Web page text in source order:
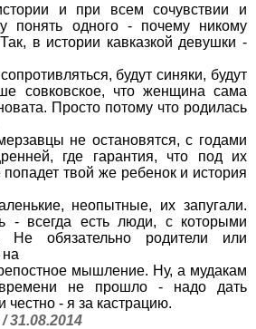
и при всем сочувствии и
понять одного - почему никому
в истории кавказкой девушки -
будут синяки, будут
совковское, что женщина сама
Просто потому что родилась
не остановятся, с годами
где гарантия, что под их
твой же ребенок и история
неопытные, их запугали.
- всегда есть люди, с которыми
Не обязательно родители или
на
мышление. Ну, а мудакам
не прошло - надо дать
честно - я за кастрацию.
31.08.2014